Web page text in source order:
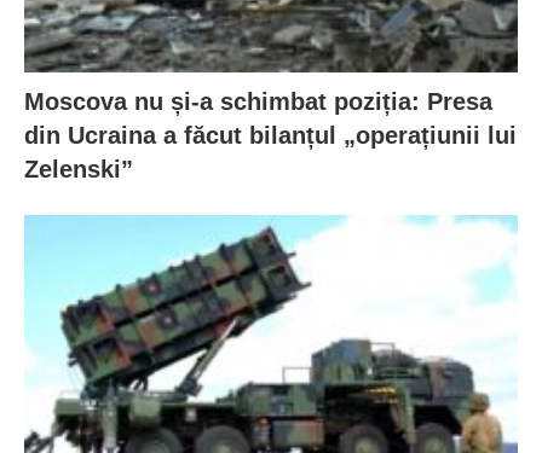
Moscova nu și-a schimbat poziția: Presa
din Ucraina a făcut bilanțul „operațiunii lui
Zelenski”